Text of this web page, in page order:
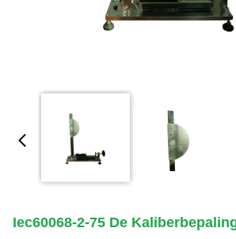
Iec60068-2-75 De